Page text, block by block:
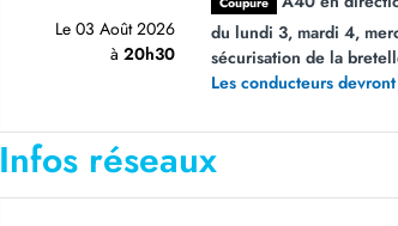
Le 03 Août 2026
à20h30
du lundi 3, mardi 4,
sécurisation de la
Les conducteurs
Infos réseaux